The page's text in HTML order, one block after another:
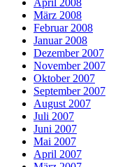
April 2008
März 2008
Februar 2008
Januar 2008
Dezember 2007
November 2007
Oktober 2007
September 2007
August 2007
Juli 2007
Juni 2007
Mai 2007
April 2007